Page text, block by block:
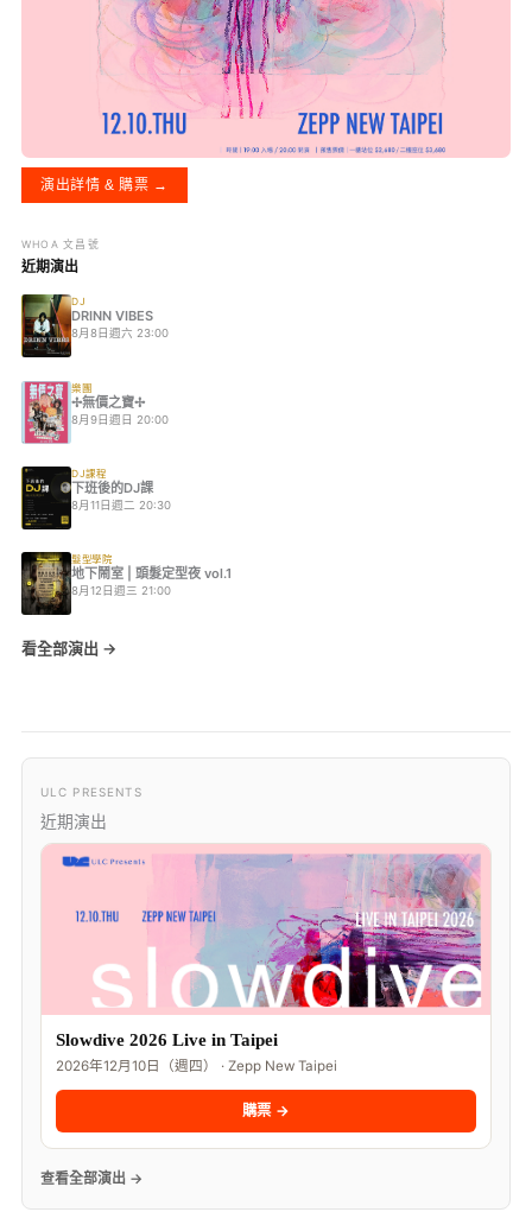
演出詳情 & 購票 →
WHOA 文昌號
近期演出
DJ
DRINN VIBES
8月8日週六 23:00
樂團
✢無價之寶✢
8月9日週日 20:00
DJ課程
下班後的DJ課
8月11日週二 20:30
髮型學院
地下鬧室 | 頭髮定型夜 vol.1
8月12日週三 21:00
看全部演出 →
ULC PRESENTS
近期演出
Slowdive 2026 Live in Taipei
2026年12月10日（週四） · Zepp New Taipei
購票 →
查看全部演出 →